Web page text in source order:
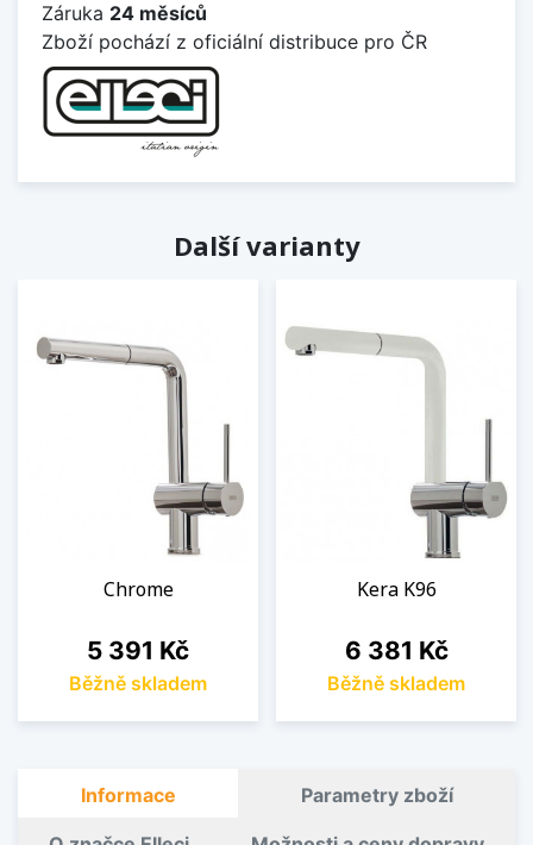
Záruka 24 měsíců
Zboží pochází z oficiální distribuce pro ČR
Další varianty
Chrome
Cena
5 391 Kč
Běžně skladem
Kera K96
Cena
6 381 Kč
Běžně skladem
Informace Parametry zboží